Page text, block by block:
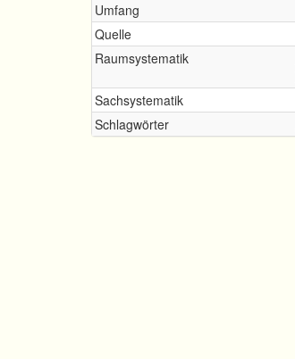
Umfang
Quelle
Raumsystematik
Sachsystematik
Schlagwörter